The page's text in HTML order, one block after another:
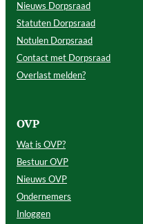
Nieuws Dorpsraad
Statuten Dorpsraad
Notulen Dorpsraad
Contact met Dorpsraad
Overlast melden?
OVP
Wat is OVP?
Bestuur OVP
Nieuws OVP
Ondernemers
Inloggen